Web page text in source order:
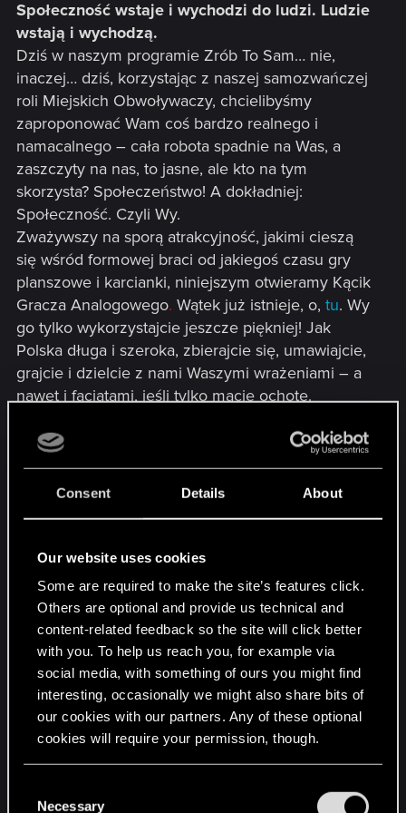
Consent Details About
Our website uses cookies
Some are required to make the site’s features click.
Others are optional and provide us technical and
content-related feedback so the site will click better
with you. To help us reach you, for example via
social media, with something of ours you might find
interesting, occasionally we might also share bits of
our cookies with our partners. Any of these optional
cookies will require your permission, though.
and tweak your preferences regarding them in the
Necessary
Społeczność wstaje i wychodzi do ludzi. Ludzie
wstają i wychodzą.
Dziś w naszym programie Zrób To Sam… nie,
inaczej… dziś, korzystając z naszej samozwańczej
roli Miejskich Obwoływaczy, chcielibyśmy
zaproponować Wam coś bardzo realnego i
namacalnego – cała robota spadnie na Was, a
zaszczyty na nas, to jasne, ale kto na tym
skorzysta? Społeczeństwo! A dokładniej:
Społeczność. Czyli Wy.
Zważywszy na sporą atrakcyjność, jakimi cieszą
się wśród formowej braci od jakiegoś czasu gry
planszowe i karcianki, niniejszym otwieramy Kącik
Gracza Analogowego. Wątek już istnieje, o, tu. Wy
go tylko wykorzystajcie jeszcze piękniej! Jak
Polska długa i szeroka, zbierajcie się, umawiajcie,
grajcie i dzielcie z nami Waszymi wrażeniami – a
nawet i facjatami, jeśli tylko macie ochotę.
Dąbrowa Górnicza – każde miejsce jest dobre,
żeby spotkać się z ekipą i pourzynać parę orczych
łbów tudzież wyśledzić, kto zabił. Albo przelecieć
Nie bierzemy żadnej odpowiedzialności za
zaistniałe straty, zwłaszcza moralne.
Wsiąść do pociągu...
Znana polska artystka zachęcała usilnie słuchaczy,
by wsiadali do byle jakich pociągów.
Forumowiczom, jednakowoż, proponujemy
atrakcyjniejszy środek transportu -@Koreon
jakże adekwatnym, mianem: